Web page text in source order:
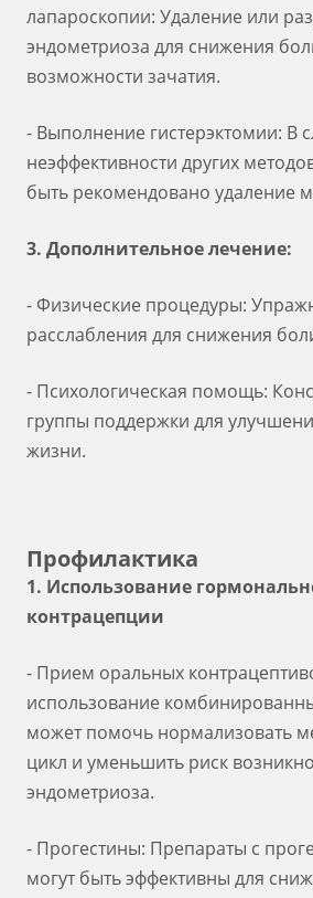
лапароскопии: Удаление или
эндометриоза для снижения
возможности зачатия.
- Выполнение гистерэктомии: В
неэффективности других
быть рекомендовано удаление
3. Дополнительное лечение:
- Физические процедуры:
расслабления для снижения
- Психологическая помощь:
группы поддержки для
жизни.
Профилактика
1. Использование
контрацепции
- Прием оральных
использование
может помочь нормализовать
цикл и уменьшить риск
эндометриоза.
- Прогестины: Препараты с
могут быть эффективны для